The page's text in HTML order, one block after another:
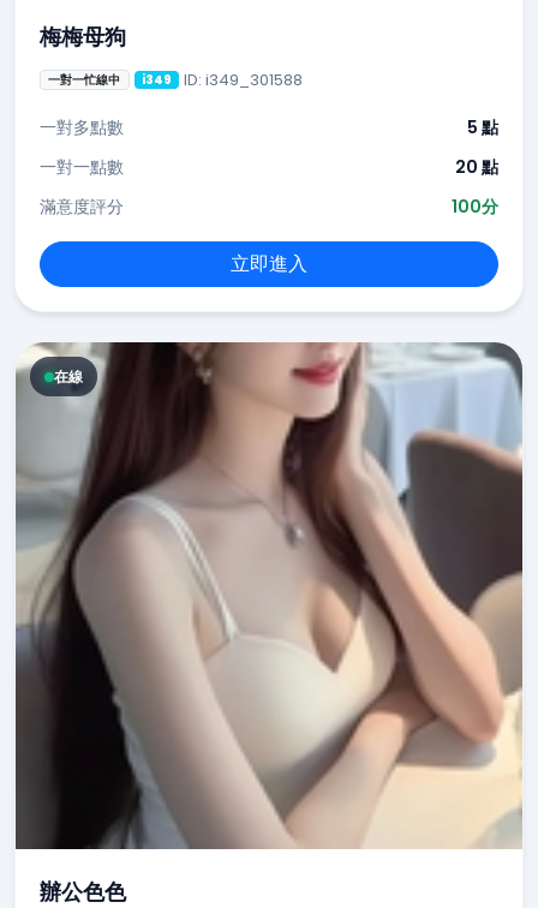
梅梅母狗
一對一忙線中 i349 ID: i349_301588
一對多點數
5 點
一對一點數
20 點
滿意度評分
100分
立即進入
在線
辦公色色